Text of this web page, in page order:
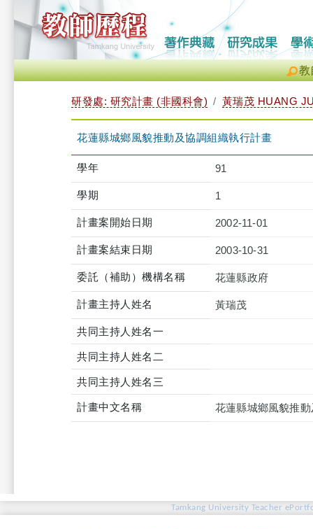
教
研發處: 研究計畫 (非國科會) 黃瑞茂 HUANG
花蓮縣城鄉風貌推動及協調組織執行計畫
學年 91
學期 1
計畫案開始日期 2002-11-01
計畫案結束日期 2003-10-31
委託（補助）機構名稱 花蓮縣政府
計畫主持人姓名 黃瑞茂
共同主持人姓名一
共同主持人姓名二
共同主持人姓名三
計畫中文名稱 花蓮縣城鄉風貌推
Tamkang University Teacher